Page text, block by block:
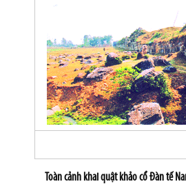
Toàn cảnh khai quật khảo cổ Đàn tế